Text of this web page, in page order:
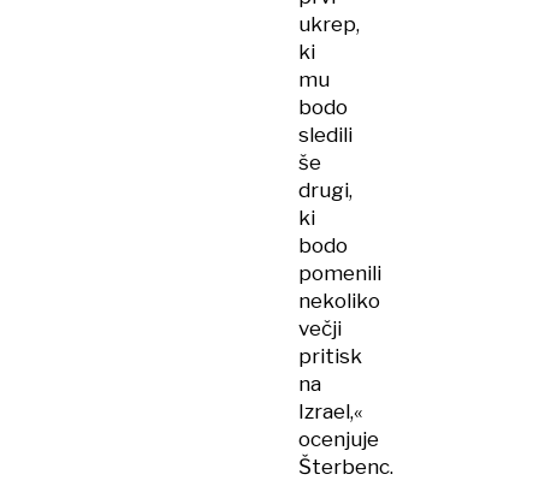
ukrep,
ki
mu
bodo
sledili
še
drugi,
ki
bodo
pomenili
nekoliko
večji
pritisk
na
Izrael,«
ocenjuje
Šterbenc.